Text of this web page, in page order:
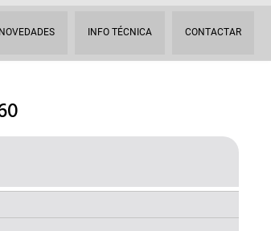
NOVEDADES INFO TÉCNICA CONTACTAR